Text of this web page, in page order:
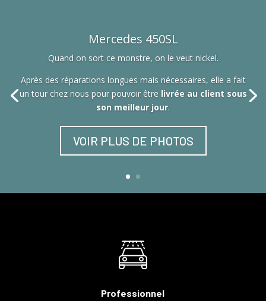
Mercedes 450SL
Quand on sort ce monstre, on le veut nickel.
Après des réparations longues mais nécessaires, elle a fait
un tour chez nous pour pouvoir être livrée au client sous
son meilleur jour.
VOIR PLUS DE PHOTOS
Professionnel